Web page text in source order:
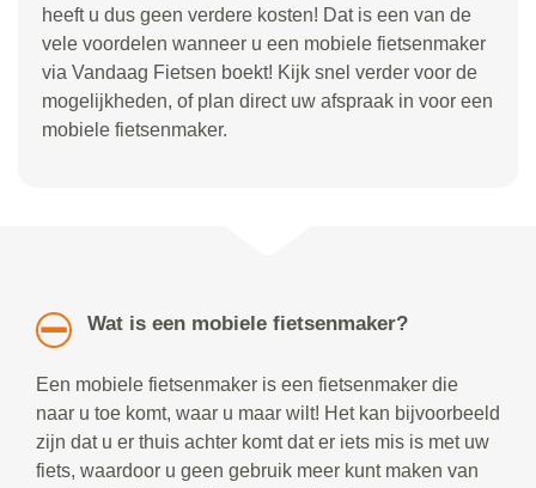
heeft u dus geen verdere kosten! Dat is een van de
vele voordelen wanneer u een mobiele fietsenmaker
via Vandaag Fietsen boekt! Kijk snel verder voor de
mogelijkheden, of plan direct uw afspraak in voor een
mobiele fietsenmaker.
Wat is een mobiele fietsenmaker?
Een mobiele fietsenmaker is een fietsenmaker die
naar u toe komt, waar u maar wilt! Het kan bijvoorbeeld
zijn dat u er thuis achter komt dat er iets mis is met uw
fiets, waardoor u geen gebruik meer kunt maken van